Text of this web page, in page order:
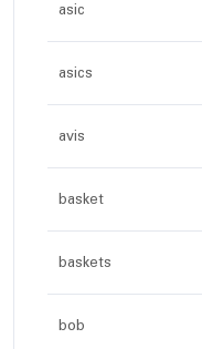
asic
asics
avis
basket
baskets
bob